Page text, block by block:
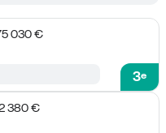
030 €
3e
380 €